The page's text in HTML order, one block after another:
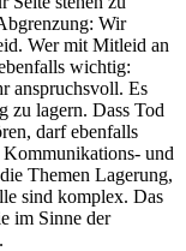
Wir
Wer mit Mitleid an
wichtig:
anspruchsvoll. Es
zu lagern. Dass Tod
darf ebenfalls
und
Themen Lagerung,
sind komplex. Das
im Sinne der